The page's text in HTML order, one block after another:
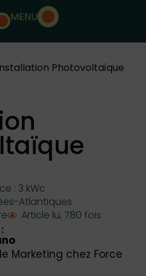
MENU
Photovoltaïque
: 3 kWc
Atlantiques
Article lu, 780 fois
Marketing chez Force